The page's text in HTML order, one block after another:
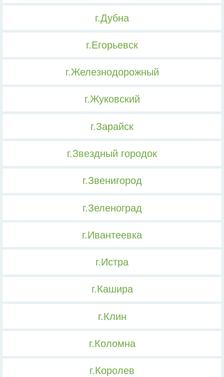
г.Дубна
г.Егорьевск
г.Железнодорожный
г.Жуковский
г.Зарайск
г.Звездный городок
г.Звенигород
г.Зеленоград
г.Ивантеевка
г.Истра
г.Кашира
г.Клин
г.Коломна
г.Королев